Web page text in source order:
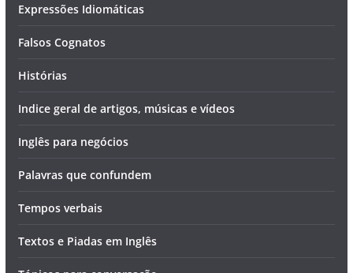
Expressões Idiomáticas
Falsos Cognatos
Histórias
Indice geral de artigos, músicas e vídeos
Inglês para negócios
Palavras que confundem
Tempos verbais
Textos e Piadas em Inglês